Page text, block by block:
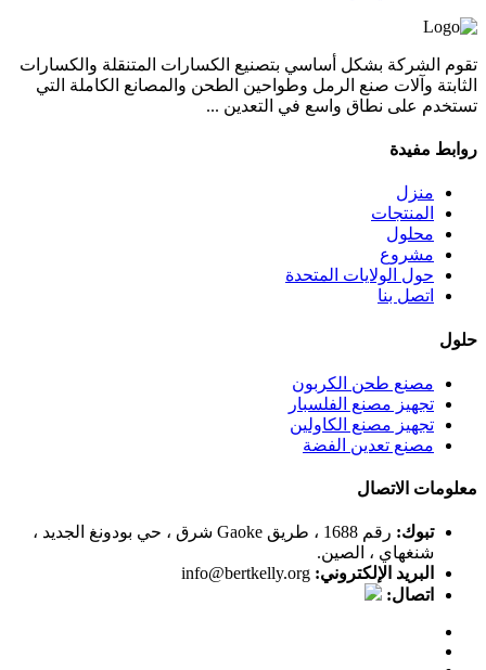
تقوم الشركة بشكل أساسي بتصنيع الكسارات المتنقلة والكسارات
الثابتة وآلات صنع الرمل وطواحين الطحن والمصانع الكاملة التي
تستخدم على نطاق واسع في التعدين ...
روابط مفيدة
منزل
المنتجات
محلول
مشروع
حول الولايات المتحدة
اتصل بنا
حلول
مصنع طحن الكربون
تجهيز مصنع الفلسبار
تجهيز مصنع الكاولين
مصنع تعدين الفضة
معلومات الاتصال
تبوك:
رقم 1688 ، طريق Gaoke شرق ، حي بودونغ الجديد ،
شنغهاي ، الصين.
البريد الإلكتروني: info@bertkelly.org
اتصال: